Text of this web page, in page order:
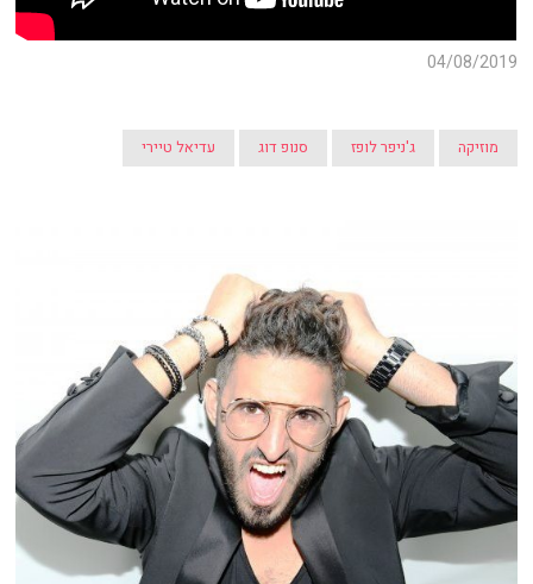
04/08/2019
מוזיקה ג'ניפר לופז סנופ דוג עדיאל טיירי